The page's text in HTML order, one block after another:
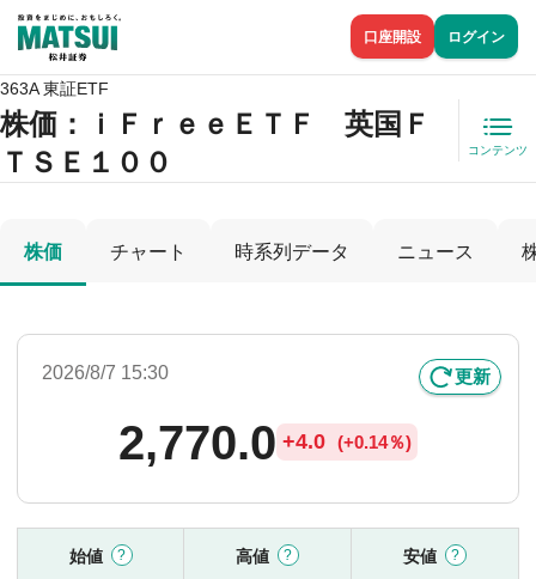
口座開設 ログイン
363A 東証ETF
株価 ：ｉＦｒｅｅＥＴＦ 英国Ｆ
ＴＳＥ１００
コンテンツ
株価 チャート 時系列データ ニュース
2026/8/7 15:30 更新
2,770.0 +4.0 (+0.14％)
始値 高値 安値